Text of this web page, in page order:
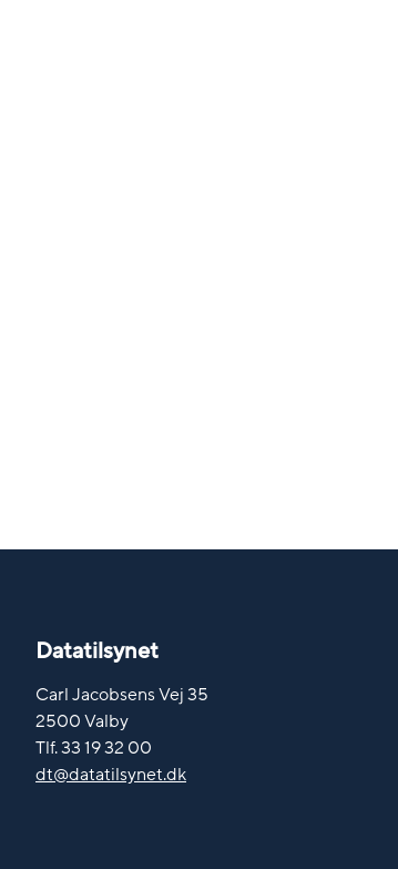
Datatilsynet
Carl Jacobsens Vej 35
2500 Valby
Tlf. 33 19 32 00
dt@datatilsynet.dk